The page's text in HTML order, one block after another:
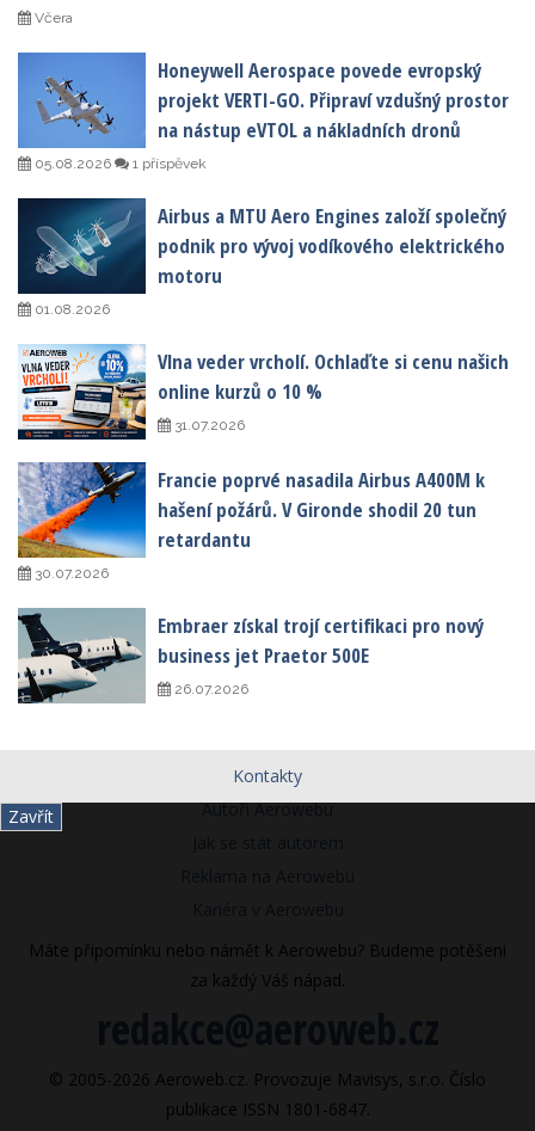
Zavřít
Včera
Honeywell Aerospace povede evropský
projekt VERTI-GO. Připraví vzdušný prostor
na nástup eVTOL a nákladních dronů
05.08.2026 1 příspěvek
Airbus a MTU Aero Engines založí společný
podnik pro vývoj vodíkového elektrického
motoru
01.08.2026
Vlna veder vrcholí. Ochlaďte si cenu našich
online kurzů o 10 %
31.07.2026
Francie poprvé nasadila Airbus A400M k
hašení požárů. V Gironde shodil 20 tun
retardantu
30.07.2026
Embraer získal trojí certifikaci pro nový
business jet Praetor 500E
26.07.2026
Kontakty
Autoři Aerowebu
Máte připomínku nebo námět k Aerowebu? Budeme potěšeni
za každý Váš nápad.
© 2005-2026 Aeroweb.cz. Provozuje Mavisys, s.r.o. Číslo
publikace ISSN 1801-6847.